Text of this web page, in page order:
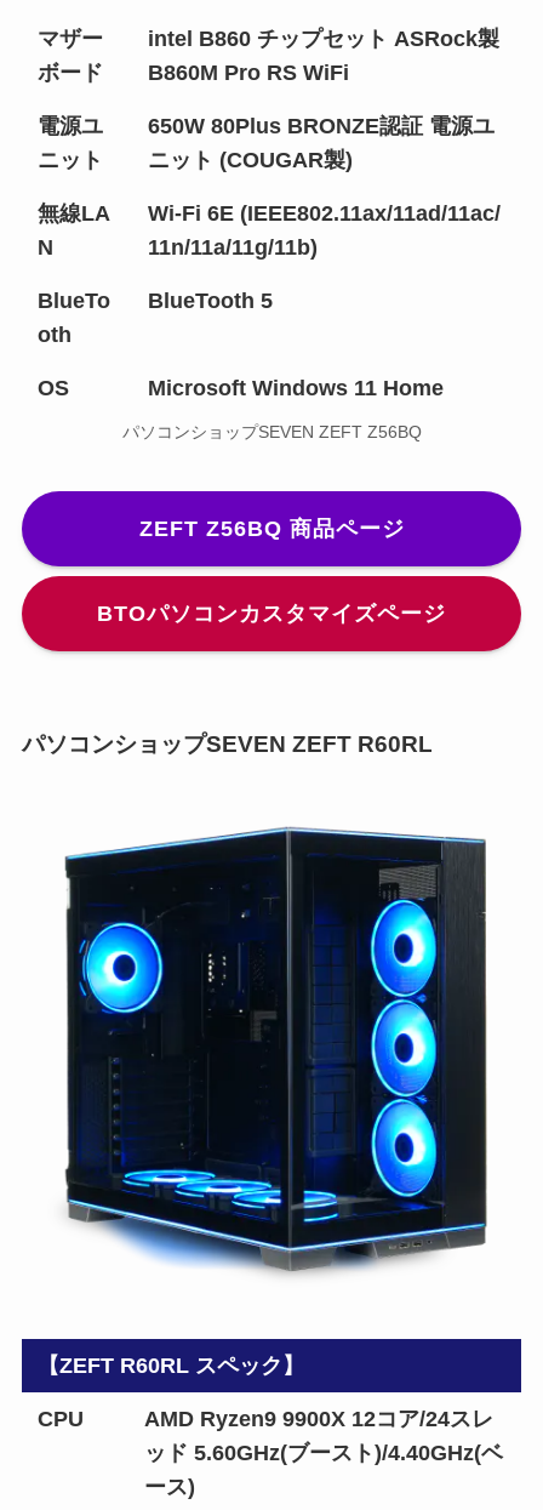
マザー
ボード
intel B860 チップセット ASRock製
B860M Pro RS WiFi
電源ユ
ニット
650W 80Plus BRONZE認証 電源ユ
ニット (COUGAR製)
無線LA
N
Wi-Fi 6E (IEEE802.11ax/11ad/11ac/
11n/11a/11g/11b)
BlueTo
oth
BlueTooth 5
OS Microsoft Windows 11 Home
パソコンショップSEVEN ZEFT Z56BQ
ZEFT Z56BQ 商品ページ
BTOパソコンカスタマイズページ
パソコンショップSEVEN ZEFT R60RL
【ZEFT R60RL スペック】
CPU
AMD Ryzen9 9900X 12コア/24スレ
ッド 5.60GHz(ブースト)/4.40GHz(ベ
ース)